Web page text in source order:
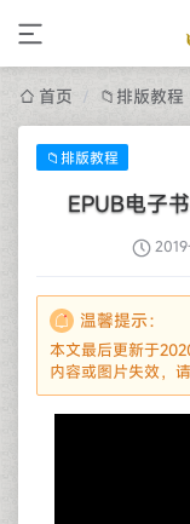
首页 / 📁排版教程
📁排版教程
EPUB电子
温馨提示：
本文最后更新于
内容或图片失效，